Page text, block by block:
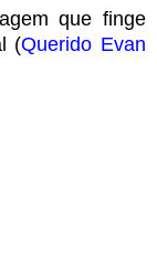
que finge
(Querido Evan